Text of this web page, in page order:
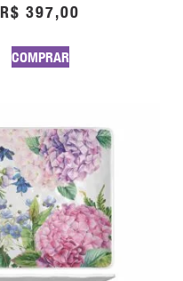
R$ 397,00
COMPRAR